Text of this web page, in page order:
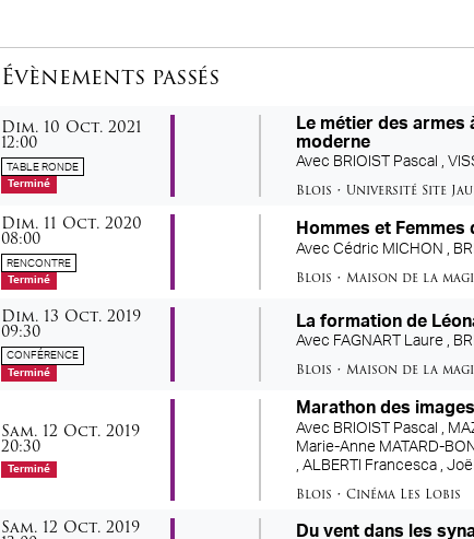
Évènements passés
dimanche
Dim. 10 octobre
Oct. 2021
12:00
TABLE RONDE
Terminé
Le métier des armes
moderne
Avec BRIOIST Pascal ,
Blois •Université Site
dimanche
Dim. 11 octobre
Oct. 2020
08:00
RENCONTRE
Terminé
Hommes et Femmes
AvecCédric MICHON ,
Blois • Maison de la
dimanche
Dim. 13 octobre
Oct. 2019
09:30
CONFÉRENCE
Terminé
La formation de
Avec FAGNART Laure ,
Blois • Maison de la
samedi
Sam. 12 octobre
Oct. 2019
20:30
Terminé
Marathon des
Avec BRIOIST Pascal ,
Marie-Anne MATARD-
,ALBERTI Francesca ,
Blois •Cinéma Les Lobis
samedi
Sam. 12 octobre
Oct. 2019 Du vent dans les